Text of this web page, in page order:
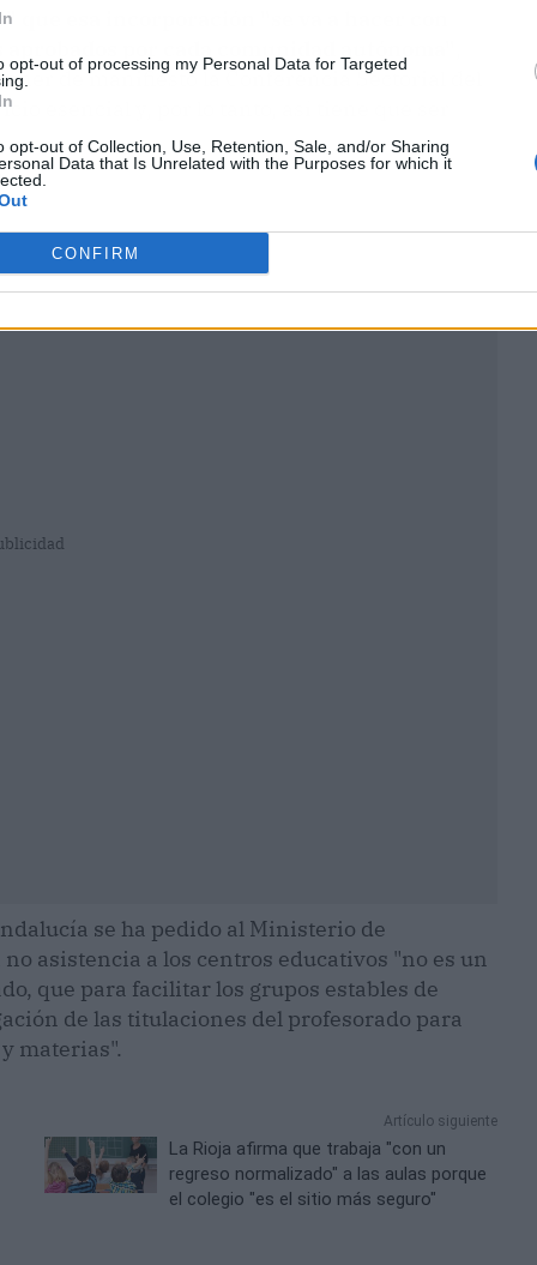
opt-out of processing my Personal Data for Targeted
opt-out of Collection, Use, Retention, Sale, and/or Sharing
Data that Is Unrelated with the Purposes for which it
CONFIRM
que esa incorporación "se va a hacer con
por cada comunidad autónoma"
de manifiesto la Conferencia Sectorial del
esencial y, por lo tanto, así tiene que ser
se ha pedido al Ministerio de
asistencia a los centros educativos "no es un
que para facilitar los grupos estables de
de las titulaciones del profesorado para
materias".
Artículo siguiente
La Rioja afirma que trabaja "con un
regreso normalizado" a las aulas porque
el colegio "es el sitio más seguro"